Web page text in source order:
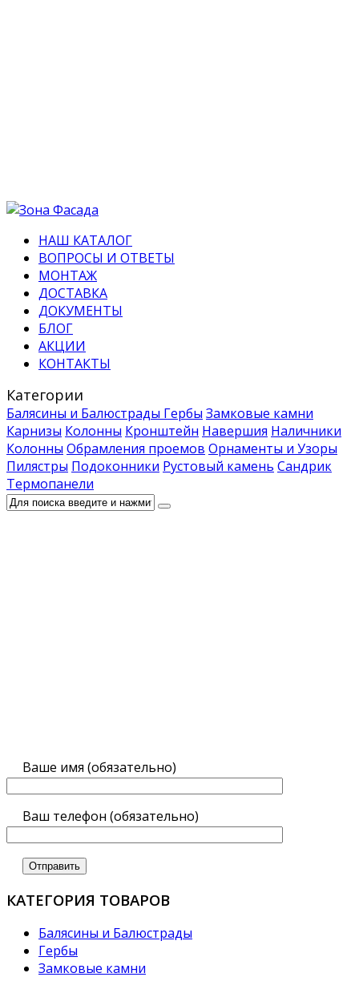
НАШ КАТАЛОГ
ВОПРОСЫ И ОТВЕТЫ
МОНТАЖ
ДОСТАВКА
ДОКУМЕНТЫ
БЛОГ
АКЦИИ
КОНТАКТЫ
Категории
Балясины и Балюстрады Гербы Замковые камни
Карнизы Колонны Кронштейн Навершия Наличники
Колонны Обрамления проемов Орнаменты и Узоры
Пилястры Подоконники Рустовый камень Сандрик
Термопанели
Ваше имя (обязательно)
Ваш телефон (обязательно)
КАТЕГОРИЯ ТОВАРОВ
Балясины и Балюстрады
Гербы
Замковые камни